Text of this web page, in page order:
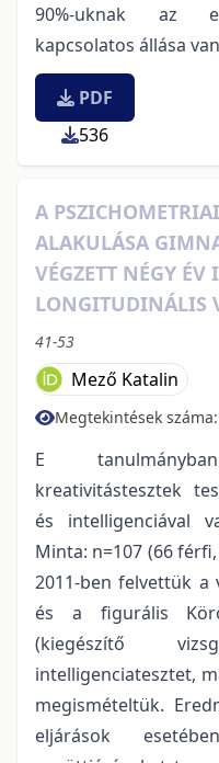
90%-uknak az
kapcsolatos állása
PDF
536
A
ALAKULÁSA
VÉGZETT NÉGY ÉV
LONGITUDINÁLIS
41-53
Mező Katalin
Megtekintések száma:
E
kreativitástesztek
és intelligenciával
Minta: n=107 (66
2011-ben felvettük a
és a figurális
(kiegészítő
intelligenciatesztet,
megismételtük.
eljárások